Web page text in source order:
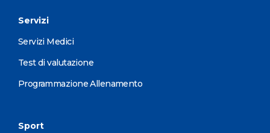
Servizi
Servizi Medici
Test di valutazione
Programmazione Allenamento
Sport